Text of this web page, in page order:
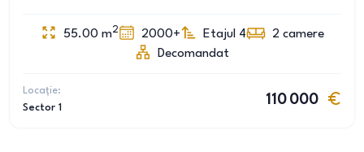
55.00 m2 2000+ Etajul 4 2 camere
Decomandat
Locație:
Sector 1
110 000